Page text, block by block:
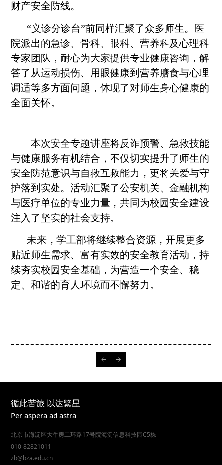
财产安全防线。
“ 义诊分诊台”前同样汇聚了众多师生。医
院派出的急诊、骨科、眼科、营养科及心理科
专家团队，耐心为大家提供专业健康咨询，解
答了从运动损伤、用眼健康到营养膳食与心理
调适等多方面问题，体现了对师生身心健康的
全面关怀。
本次安全专题讲座将反诈预警、急救技能
与健康服务有机结合，不仅切实提升了师生的
安全防范意识与自救互救能力，更将关爱与守
护落到实处。活动汇聚了公安机关、金融机构
与医疗单位的专业力量，共同为校园安全建设
注入了坚实的社会支持。
未来 ，学工部将继续整合资源，开展更多
贴近师生需求、富有实效的安全教育活动，持
续夯实校园安全基础，为营造一个安全、稳
定、和谐的育人环境而不懈努力。
循此苦旅 以达繁星
Per aspera ad astra
北京市海淀区大牛房二环路17号院海淀信息科技园C5栋
010-82821011
zb@bza.edu.cn